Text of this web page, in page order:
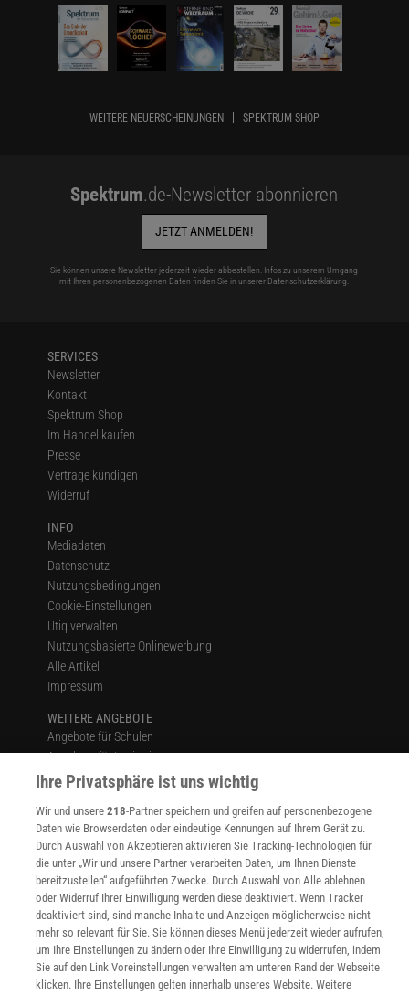
WEITERE NEUERSCHEINUNGEN SPEKTRUM SHOP
Spektrum.de-Newsletter abonnieren
JETZT ANMELDEN!
Sie können unsere Newsletter jederzeit wieder abbestellen. Infos zu unserem Umgang
mit Ihren personenbezogenen Daten finden Sie in unserer Datenschutzerklärung.
SERVICES
Newsletter
Kontakt
Spektrum Shop
Im Handel kaufen
Presse
Verträge kündigen
Widerruf
INFO
Mediadaten
Datenschutz
Nutzungsbedingungen
Cookie-Einstellungen
Utiq verwalten
Nutzungsbasierte Onlinewerbung
Alle Artikel
Impressum
WEITERE ANGEBOTE
Angebote für Schulen
Angebote für Institutionen
Sprachen lernen mit Gymglish
Für Spektrum schreiben
Zugänglichkeitserklärung
WEBSEITEN
KielSCN
Wissenschaft in die Schulen
SciLogs
Ihre Privatsphäre ist uns wichtig
Wir und unsere218-Partner speichern und greifen auf personenbezogene
Daten wie Browserdaten oder eindeutige Kennungen auf Ihrem Gerät zu.
Durch Auswahl von Akzeptieren aktivieren Sie Tracking-Technologien für
die unter „Wir und unsere Partner verarbeiten Daten, um Ihnen Dienste
bereitzustellen“ aufgeführten Zwecke. Durch Auswahl von Alle ablehnen
oder Widerruf Ihrer Einwilligung werden diese deaktiviert. Wenn Tracker
deaktiviert sind, sind manche Inhalte und Anzeigen möglicherweise nicht
mehr so relevant für Sie. Sie können dieses Menü jederzeit wieder aufrufen,
um Ihre Einstellungen zu ändern oder Ihre Einwilligung zu widerrufen, indem
Sie auf den Link Voreinstellungen verwalten am unteren Rand der Webseite
klicken. Ihre Einstellungen gelten innerhalb unseres Website. Weitere